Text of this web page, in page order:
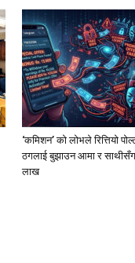
‘कमिशन’ को लोभले रित्तियो
ठगलाई बुझाउन आमा र
लाख